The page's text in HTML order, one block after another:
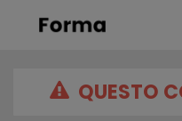
HOME QUESTO